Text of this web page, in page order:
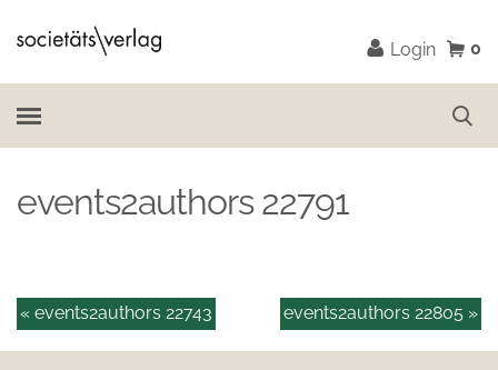
Login 0
events2authors 22791
events2authors 22805 »
« events2authors 22743